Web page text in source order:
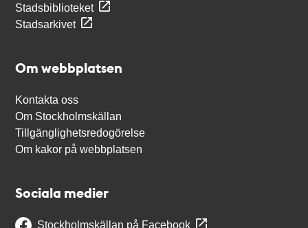
Stadsbiblioteket
Stadsarkivet
Om webbplatsen
Kontakta oss
Om Stockholmskällan
Tillgänglighetsredogörelse
Om kakor på webbplatsen
Sociala medier
Stockholmskällan på Facebook